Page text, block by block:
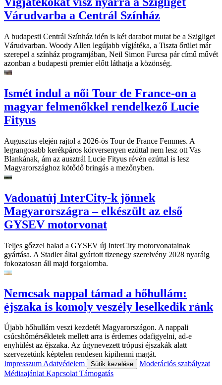
Várudvarba a Centrál Színház
A budapesti Centrál Színház idén is két darabot mutat be a Szigliget
Várudvarban. Woody Allen legújabb vígjátéka, a Tiszta őrület már
szerepel a színház programjában, Neil Simon Furcsa pár című művét
azonban a budapesti premier előtt láthatja a közönség.
Ismét indul a női Tour de France-on a
magyar felmenőkkel rendelkező Lucie
Fityus
Augusztus elején rajtol a 2026-ös Tour de France Femmes. A
legrangosabb kerékpáros körversenyen ezúttal nem lesz ott Vas
Blankának, ám az ausztrál Lucie Fityus révén ezúttal is lesz
Magyarországhoz kötődő bringás a mezőnyben.
Vadonatúj InterCity-k jönnek
Magyarországra – elkészült az első
GYSEV motorvonat
Teljes gőzzel halad a GYSEV új InterCity motorvonatainak
gyártása. A Stadler által gyártott tizenegy szerelvény 2028 nyaráig
fokozatosan áll majd forgalomba.
Nemcsak nappal támad a hőhullám:
éjszaka is komoly veszély leselkedik ránk
Újabb hőhullám veszi kezdetét Magyarországon. A nappali
csúcshőmérsékletek mellett arra is érdemes odafigyelni, ad-e
enyhülést az éjszaka. Az úgynevezett trópusi éjszakák alatt
szervezetünk képtelen rendesen kipihenni magát.
ImpresszumAdatvédelem Sütik kezelése
Moderációs szabályzat
MédiaajánlatKapcsolatTámogatás